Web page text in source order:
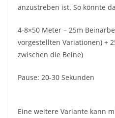
anzustreben ist. So könnte
4-8×50 Meter – 25m
vorgestellten Variationen) +
zwischen die Beine)
Pause: 20-30 Sekunden
Eine weitere Variante kann